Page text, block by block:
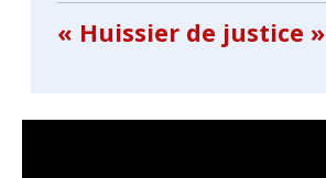
« Huissier de justice »